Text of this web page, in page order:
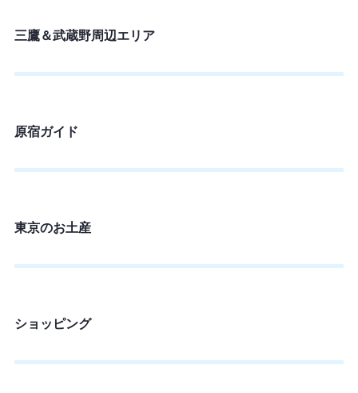
三鷹＆武蔵野周辺エリア
原宿ガイド
東京のお土産
ショッピング